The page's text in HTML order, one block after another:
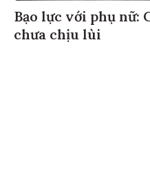
Bạo lực với phụ nữ:
chưa chịu lùi